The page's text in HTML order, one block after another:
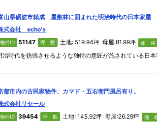
山県砺波市頼成 屋敷林に囲まれた明治時代の日本家屋
式会社 echo's
物件ID 51147 坪 数 土地: 519.94坪 母屋:81.99坪 価 格
都市内の古民家物件、カマド・五右衛門風呂有り。
式会社リセール
物件ID 39454 坪 数 土地: 145.92坪 母屋:26.29坪 価